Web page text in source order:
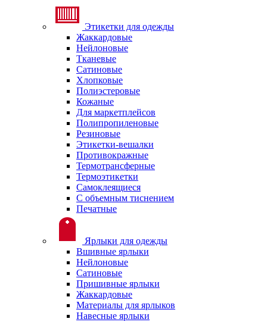
Этикетки для одежды
Жаккардовые
Нейлоновые
Тканевые
Сатиновые
Хлопковые
Полиэстеровые
Кожаные
Для маркетплейсов
Полипропиленовые
Резиновые
Этикетки-вешалки
Противокражные
Термотрансферные
Термоэтикетки
Самоклеящиеся
С объемным тиснением
Печатные
Ярлыки для одежды
Вшивные ярлыки
Нейлоновые
Сатиновые
Пришивные ярлыки
Жаккардовые
Материалы для ярлыков
Навесные ярлыки